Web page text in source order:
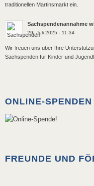
traditionellen Martinsmarkt ein.
Sachspendenannahme
29. Juli 2025 - 11:34
Wir freuen uns über Ihre
Sachspenden für Kinder und
ONLINE-SPENDEN
FREUNDE UND